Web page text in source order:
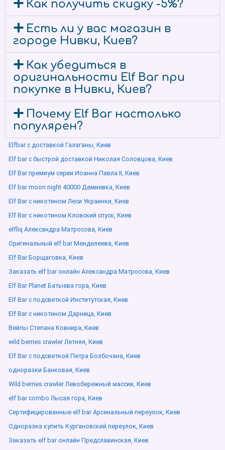
Как получить скидку -5%?
Есть ли у вас магазин в
городе Нивки, Киев?
Как убедиться в
оригинальности Elf Bar при
покупке в Нивки, Киев?
Почему Elf Bar настолько
популярен?
Elfbar с доставкой Галаганы, Киев
Elf bar с быстрой доставкой Николая Соловцова, Киев
Elf Bar премиум серии Иоанна Павла ІІ, Киев
Elf bar moon night 40000 Демиевка, Киев
Elf Bar с никотином Леси Украинки, Киев
Elf Bar с никотином Кловский спуск, Киев
elfliq Александра Матросова, Киев
Оригинальный elf bar Менделеева, Киев
Elf Bar Борщаговка, Киев
Заказать elf bar онлайн Александра Матросова, Киев
Elf Bar Planet Батыева гора, Киев
Elf Bar с подсветкой Институтская, Киев
Elf Bar с никотином Дарница, Киев
Вейпы Степана Ковнира, Киев
wild berries crawler Летняя, Киев
Elf Bar с подсветкой Петра Болбочана, Киев
одноразки Банковая, Киев
Wild berries crawler Левобережный массив, Киев
elf bar combo Лысая гора, Киев
Сертифицированные elf bar Арсенальный переулок, Киев
Одноразка купить Кургановский переулок, Киев
Заказать elf bar онлайн Предславинская, Киев